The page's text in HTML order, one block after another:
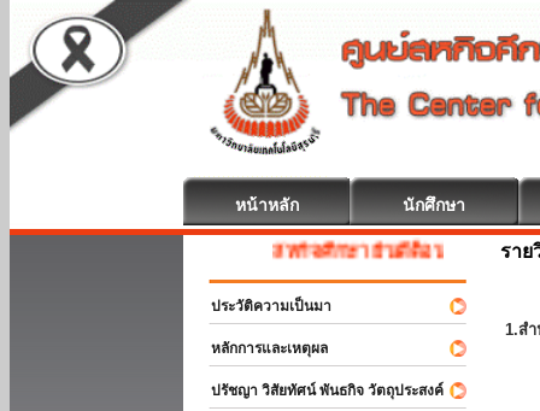
หน้าหลัก นักศึกษา
สหกิจศึกษา ยินดีต้อนรับ
ประวัติความเป็นมา
หลักการและเหตุผล
ปรัชญา วิสัยทัศน์ พันธกิจ วัตถุประสงค์
ราย
1.ส